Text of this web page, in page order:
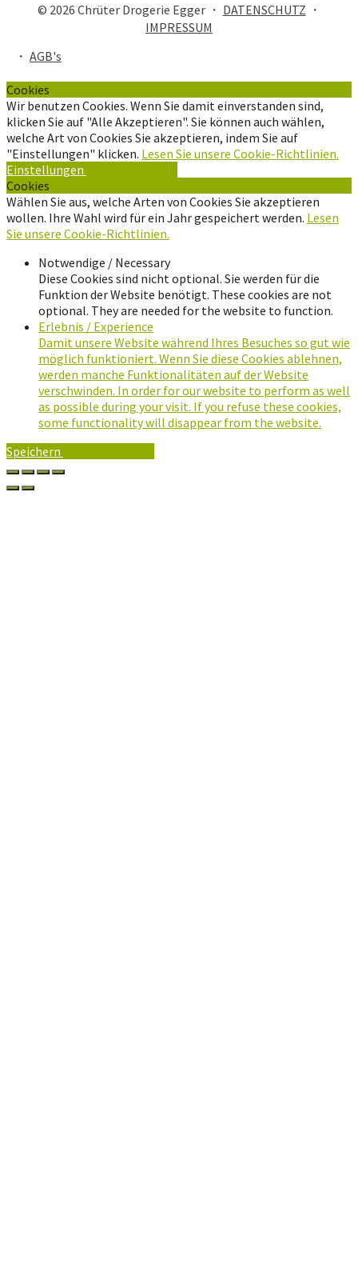
© 2026 Chrüter Drogerie Egger ・ DATENSCHUTZ ・
IMPRESSUM
・ AGB's
Cookies
Wir benutzen Cookies. Wenn Sie damit einverstanden sind,
klicken Sie auf "Alle Akzeptieren". Sie können auch wählen,
welche Art von Cookies Sie akzeptieren, indem Sie auf
"Einstellungen" klicken. Lesen Sie unsere Cookie-Richtlinien.
Einstellungen
Cookies
Wählen Sie aus, welche Arten von Cookies Sie akzeptieren
wollen. Ihre Wahl wird für ein Jahr gespeichert werden. Lesen
Sie unsere Cookie-Richtlinien.
Notwendige / Necessary
Diese Cookies sind nicht optional. Sie werden für die
Funktion der Website benötigt. These cookies are not
optional. They are needed for the website to function.
Erlebnis / Experience
Damit unsere Website während Ihres Besuches so gut wie
möglich funktioniert. Wenn Sie diese Cookies ablehnen,
werden manche Funktionalitäten auf der Website
verschwinden. In order for our website to perform as well
as possible during your visit. If you refuse these cookies,
some functionality will disappear from the website.
Speichern